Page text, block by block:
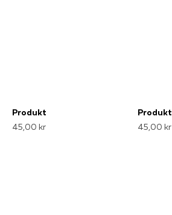
Produkt
45,00 kr
Produkt
45,00 kr